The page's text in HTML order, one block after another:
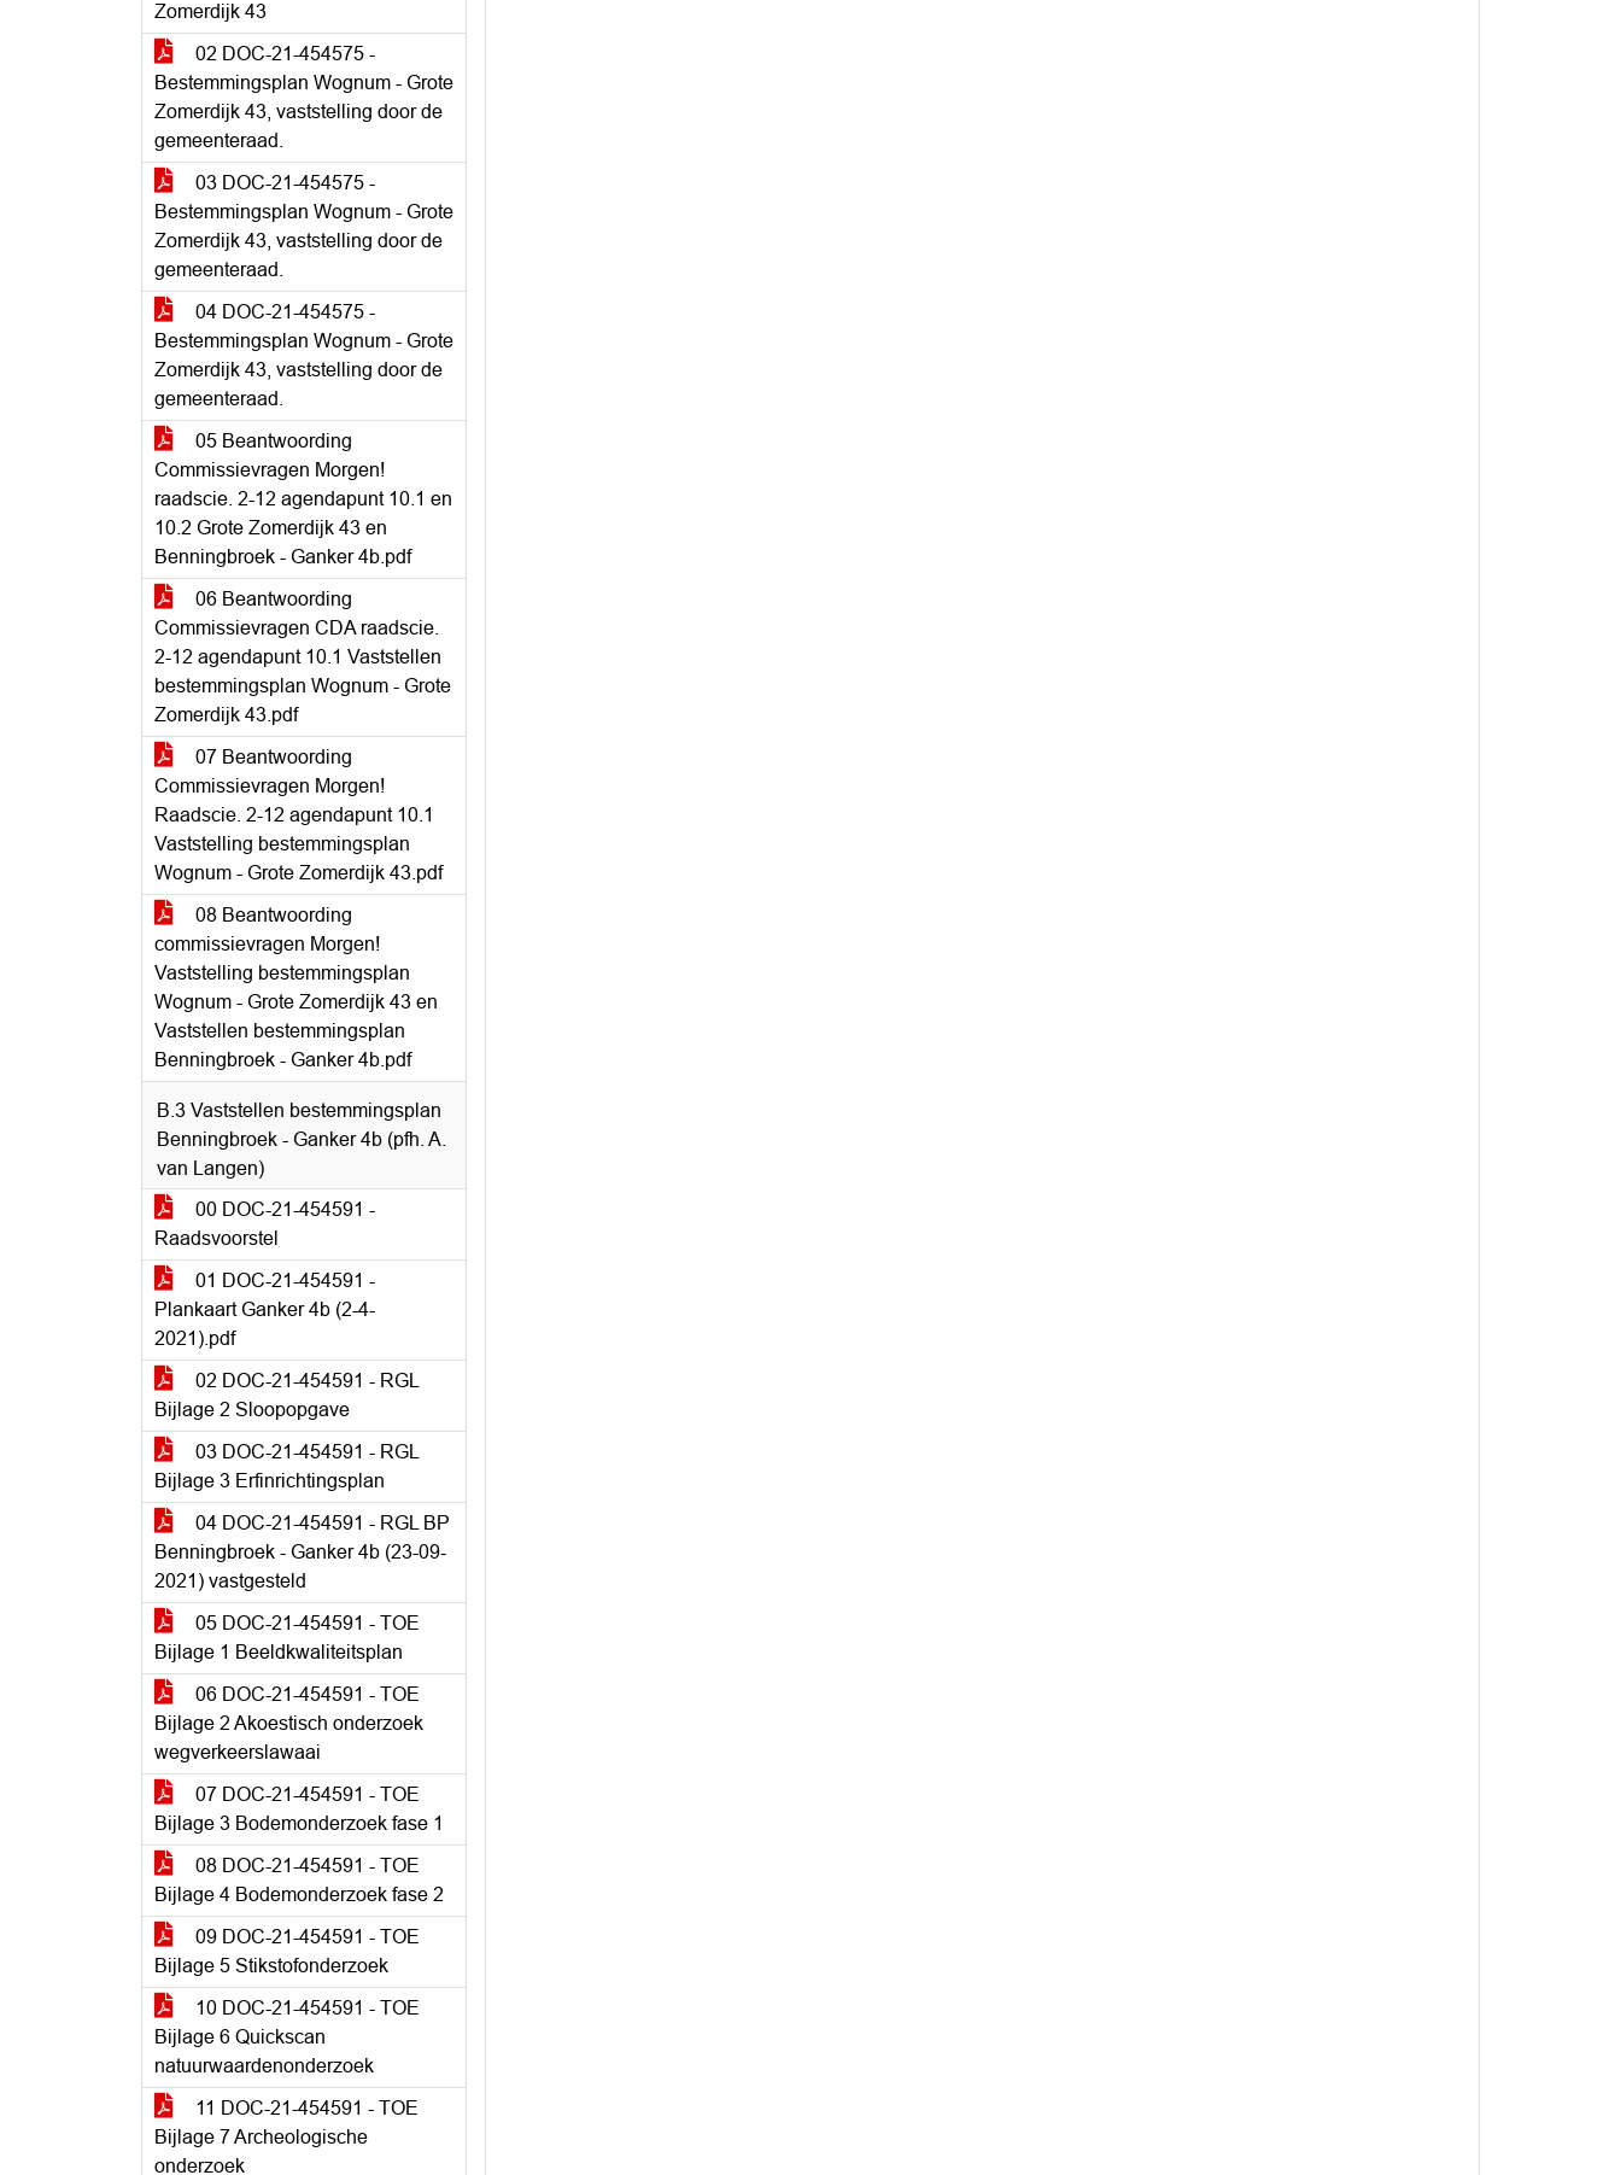
Zomerdijk 43
02 DOC-21-454575 -
Bestemmingsplan Wognum - Grote
Zomerdijk 43, vaststelling door de
gemeenteraad.
03 DOC-21-454575 -
Bestemmingsplan Wognum - Grote
Zomerdijk 43, vaststelling door de
gemeenteraad.
04 DOC-21-454575 -
Bestemmingsplan Wognum - Grote
Zomerdijk 43, vaststelling door de
gemeenteraad.
05 Beantwoording
Commissievragen Morgen!
raadscie. 2-12 agendapunt 10.1 en
10.2 Grote Zomerdijk 43 en
Benningbroek - Ganker 4b.pdf
06 Beantwoording
Commissievragen CDA raadscie.
2-12 agendapunt 10.1 Vaststellen
bestemmingsplan Wognum - Grote
Zomerdijk 43.pdf
07 Beantwoording
Commissievragen Morgen!
Raadscie. 2-12 agendapunt 10.1
Vaststelling bestemmingsplan
Wognum - Grote Zomerdijk 43.pdf
08 Beantwoording
commissievragen Morgen!
Vaststelling bestemmingsplan
Wognum - Grote Zomerdijk 43 en
Vaststellen bestemmingsplan
Benningbroek - Ganker 4b.pdf
B.3 Vaststellen bestemmingsplan
Benningbroek - Ganker 4b (pfh. A.
van Langen)
00 DOC-21-454591 -
Raadsvoorstel
01 DOC-21-454591 -
Plankaart Ganker 4b (2-4-
2021).pdf
02 DOC-21-454591 - RGL
Bijlage 2 Sloopopgave
03 DOC-21-454591 - RGL
Bijlage 3 Erfinrichtingsplan
04 DOC-21-454591 - RGL BP
Benningbroek - Ganker 4b (23-09-
2021) vastgesteld
05 DOC-21-454591 - TOE
Bijlage 1 Beeldkwaliteitsplan
06 DOC-21-454591 - TOE
Bijlage 2 Akoestisch onderzoek
wegverkeerslawaai
07 DOC-21-454591 - TOE
Bijlage 3 Bodemonderzoek fase 1
08 DOC-21-454591 - TOE
Bijlage 4 Bodemonderzoek fase 2
09 DOC-21-454591 - TOE
Bijlage 5 Stikstofonderzoek
10 DOC-21-454591 - TOE
Bijlage 6 Quickscan
natuurwaardenonderzoek
11 DOC-21-454591 - TOE
Bijlage 7 Archeologische
onderzoek